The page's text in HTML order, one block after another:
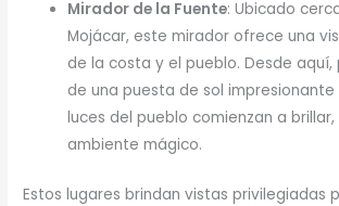
Mirador de la Fuente: Ubicado
Mojácar, este mirador ofrece una
de la costa y el pueblo. Desde
de una puesta de sol impresionante
luces del pueblo comienzan a
ambiente mágico.
Estos lugares brindan vistas privilegiadas